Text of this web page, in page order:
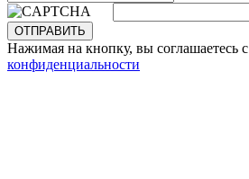
ОТПРАВИТЬ
Нажимая на кнопку, вы соглашаетесь с
конфиденциальности